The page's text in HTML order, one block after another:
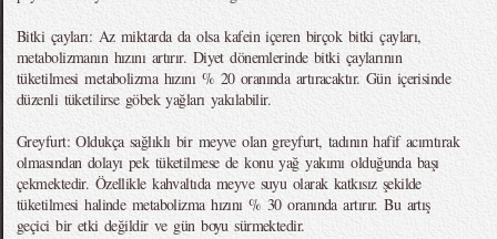
Bitki çayları: Az miktarda da olsa kafein içeren birçok bitki çayları,
metabolizmanın hızını artırır. Diyet dönemlerinde bitki çaylarının
tüketilmesi metabolizma hızını % 20 oranında artıracaktır. Gün içerisinde
düzenli tüketilirse göbek yağları yakılabilir.
Greyfurt: Oldukça sağlıklı bir meyve olan greyfurt, tadının hafif acımtırak
olmasından dolayı pek tüketilmese de konu yağ yakımı olduğunda başı
çekmektedir. Özellikle kahvaltıda meyve suyu olarak katkısız şekilde
tüketilmesi halinde metabolizma hızını % 30 oranında artırır. Bu artış
geçici bir etki değildir ve gün boyu sürmektedir.